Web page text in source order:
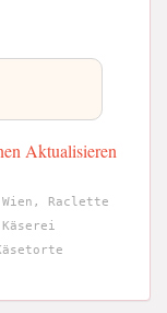
Aktualisieren
Wien, Raclette